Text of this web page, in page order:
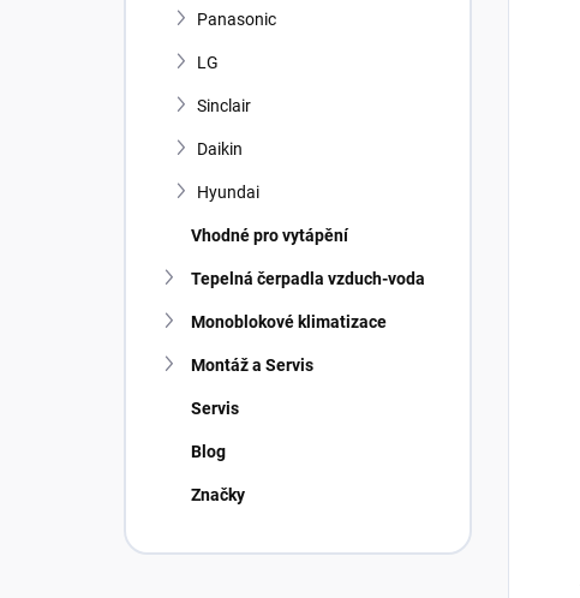
Panasonic
LG
Sinclair
Daikin
Hyundai
Vhodné pro vytápění
Tepelná čerpadla vzduch-voda
Monoblokové klimatizace
Montáž a Servis
Servis
Blog
Značky